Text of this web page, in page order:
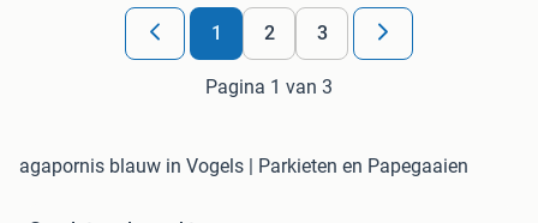
1 2 3
Pagina 1 van 3
agapornis blauw in Vogels | Parkieten en Papegaaien